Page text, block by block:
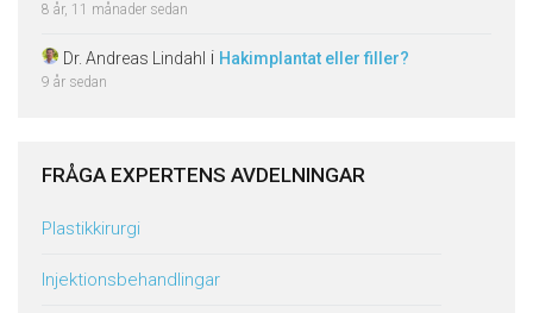
8 år, 11 månader sedan
Dr. Andreas Lindahl i Hakimplantat eller filler?
9 år sedan
FRÅGA EXPERTENS AVDELNINGAR
Plastikkirurgi
Injektionsbehandlingar